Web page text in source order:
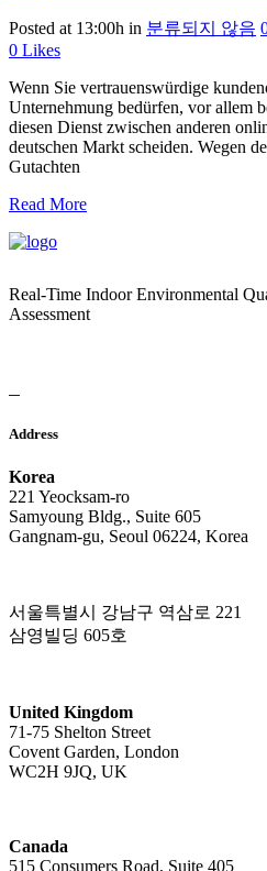
Posted at 13:00h in 분류되지 않음
0 Likes
Wenn Sie vertrauenswürdige
Unternehmung bedürfen, vor allem
diesen Dienst zwischen anderen
deutschen Markt scheiden. Wegen
Gutachten
Read More
Real-Time Indoor Environmental
Assessment
Address
Korea
221 Yeocksam-ro
Samyoung Bldg., Suite 605
Gangnam-gu, Seoul 06224, Korea
서울특별시 강남구 역삼로 221
삼영빌딩 605호
United Kingdom
71-75 Shelton Street
Covent Garden, London
WC2H 9JQ, UK
Canada
515 Consumers Road, Suite 405